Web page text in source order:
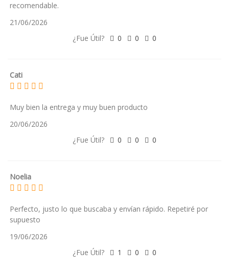
recomendable.
21/06/2026
¿Fue Útil?
0 0 0
Cati
Muy bien la entrega y muy buen producto
20/06/2026
¿Fue Útil?
0 0 0
Noelia
Perfecto, justo lo que buscaba y envían rápido. Repetiré por
supuesto
19/06/2026
¿Fue Útil?
1 0 0